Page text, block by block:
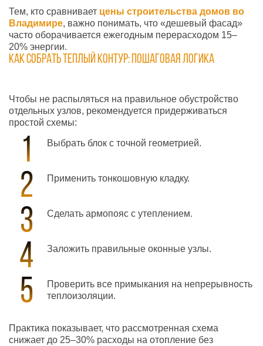
Тем, кто сравнивает цены строительства домов во
Владимире, важно понимать, что «дешевый фасад»
часто оборачивается ежегодным перерасходом 15–
20% энергии.
Как собрать теплый контур: пошаговая логика
Чтобы не распыляться на правильное обустройство
отдельных узлов, рекомендуется придерживаться
простой схемы:
Выбрать блок с точной геометрией.
Применить тонкошовную кладку.
Сделать армопояс с утеплением.
Заложить правильные оконные узлы.
Проверить все примыкания на непрерывность
теплоизоляции.
Практика показывает, что рассмотренная схема
снижает до 25–30% расходы на отопление без